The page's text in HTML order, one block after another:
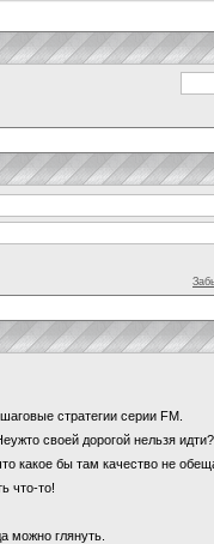
стратегии серии FM.
своей дорогой нельзя
какое бы там качество не
что-то!
можно глянуть.